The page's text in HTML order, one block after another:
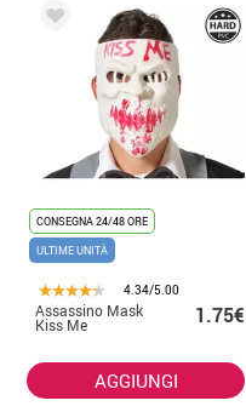
CONSEGNA 24/48 ORE
ULTIME UNITÀ
4.34/5.00
Assassino Mask
Kiss Me 1.75€
AGGIUNGI